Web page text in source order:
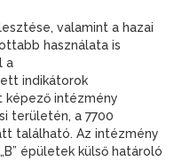
valamint a hazai
használata is
a
indikátorok
képező intézmény
területén, a 7700
található. Az intézmény
épületek külső határoló